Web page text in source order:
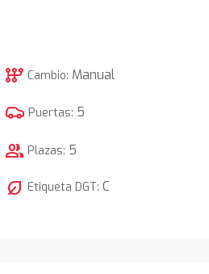
auto_transmission Cambio: Manual
Puertas: 5
group Plazas: 5
nest_eco_leaf Etiqueta DGT:C